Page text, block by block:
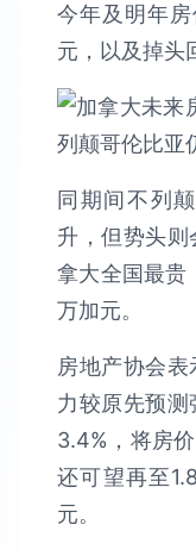
今年及明年
元，以及掉头
同期间不列
升，但势头
拿大全国最贵
万加元。
房地产协会
力较原先预
3.4%，将房
还可望再至
元。